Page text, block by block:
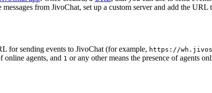
messages from JivoChat, set up a custom server and add the
for sending events to JivoChat (for example, https://
online agents, and 1 or any other means the presence of agents